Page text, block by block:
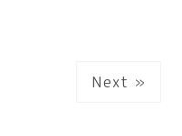
Next »